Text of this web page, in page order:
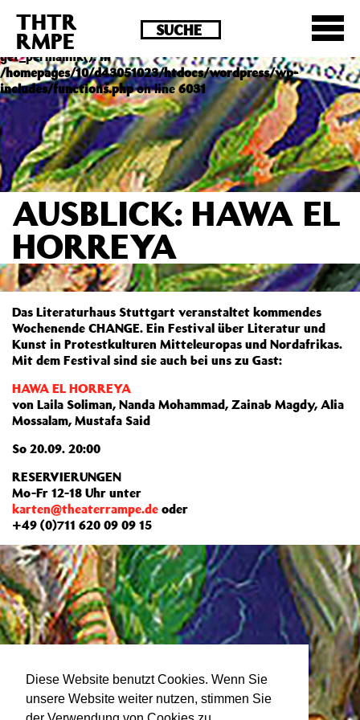
Diese Website benutzt Cookies. Wenn Sie
unsere Website weiter nutzen, stimmen Sie
Deprecated : Die Funktion post_permalink ist seit
Version 4.4.0 veraltet! Verwende stattdessen
get_permalink(). in
/homepages/10/d43051023/htdocs/wordpress/wp-
includes/functions.phpon line6031
THTR
RMPE
AUSBLICK: HAWA EL
HORREYA
Das Literaturhaus Stuttgart veranstaltet kommendes
Wochenende CHANGE. Ein Festival über Literatur und
Kunst in Protestkulturen Mitteleuropas und Nordafrikas.
Mit dem Festival sind sie auch bei uns zu Gast:
HAWA EL HORREYA
von Laila Soliman, Nanda Mohammad, Zainab Magdy, Alia
Mossalam, Mustafa Said
So 20.09. 20:00
RESERVIERUNGEN
Mo-Fr 12-18 Uhr unter
karten@theaterrampe.de oder
+49 (0)711 620 09 09 15